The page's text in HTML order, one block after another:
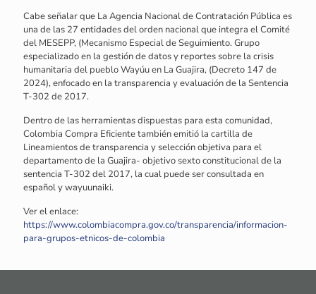
Cabe señalar que La Agencia Nacional de Contratación Pública es
una de las 27 entidades del orden nacional que integra el Comité
del MESEPP, (Mecanismo Especial de Seguimiento. Grupo
especializado en la gestión de datos y reportes sobre la crisis
humanitaria del pueblo Wayúu en La Guajira, (Decreto 147 de
2024), enfocado en la transparencia y evaluación de la Sentencia
T-302 de 2017.
Dentro de las herramientas dispuestas para esta comunidad,
Colombia Compra Eficiente también emitió la cartilla de
Lineamientos de transparencia y selección objetiva para el
departamento de la Guajira- objetivo sexto constitucional de la
sentencia T-302 del 2017, la cual puede ser consultada en
español y wayuunaiki.
Ver el enlace:
https://www.colombiacompra.gov.co/transparencia/informacion-
para-grupos-etnicos-de-colombia